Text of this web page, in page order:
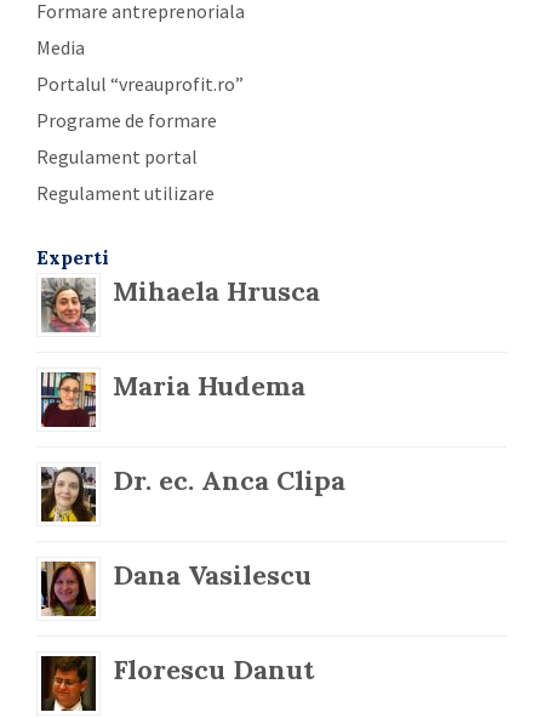
Formare antreprenoriala
Media
Portalul “vreauprofit.ro”
Programe de formare
Regulament portal
Regulament utilizare
Experti
Mihaela Hrusca
Maria Hudema
Dr. ec. Anca Clipa
Dana Vasilescu
Florescu Danut